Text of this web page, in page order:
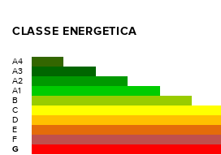
CLASSE ENERGETICA
A4
A3
A2
A1
B
C
D
E
F
G